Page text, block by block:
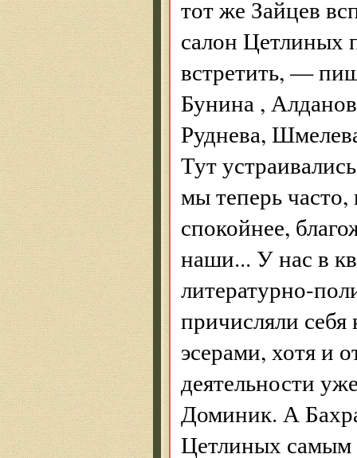
тот же Зайцев
салон Цетлиных
встретить, —
Бунина ,
Руднева,
Тут
мы теперь
спокойнее,
наши... У нас в
литературно-
причисляли
эсерами, хотя и
деятельности
Доминик. А
Цетлиных самым